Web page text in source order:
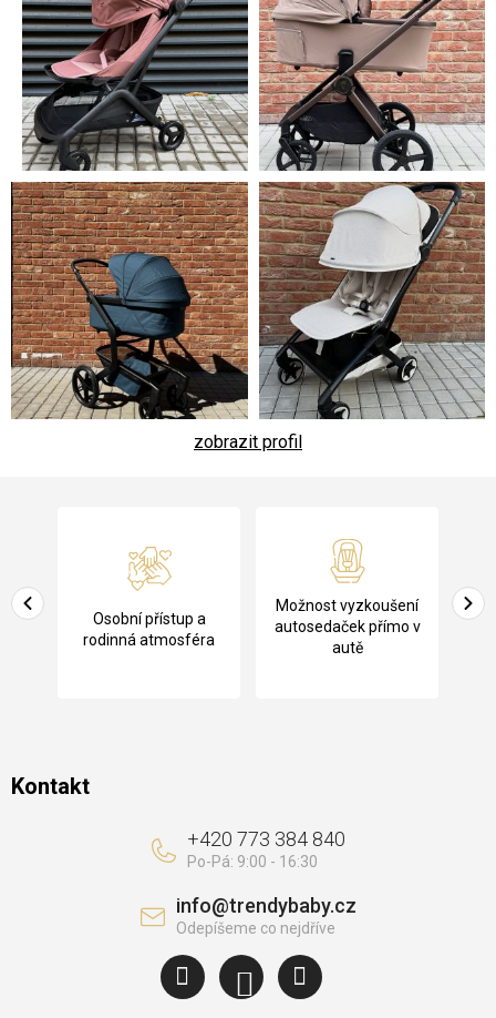
zobrazit profil
a
Osobní přístup a
rodinná atmosféra
Možnost vyzkoušení
autosedaček přímo v
autě
Kontakt
info@trendybaby.cz
+420 773 384 840